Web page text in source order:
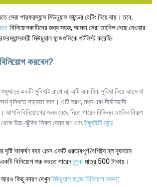
সেরা পারফরম্যান্স মিউচুয়াল ফান্ডের রেটিং নিয়ে যায়। তবে,
বিনিয়োগকারীদের জন্য সহজ, আমরা সেরা তহবিল বেছে নেওয়ার
মিউচুয়াল ফান্ডগুলিকে শর্টলিস্ট করেছি৷
করবেন?
শুধুমাত্র একটি সুবিধাই রাখে না, এটি একাধিক সুবিধা নিয়ে আসে যা
বৃদ্ধিতে সহায়তা করে। এটি স্বল্প, মধ্য এবং দীর্ঘমেয়াদী
আপনি বিনিয়োগের জন্য বেছে নিতে পারেন বিভিন্ন তহবিল বিকল্প
উচ্চ-ঝুঁকির স্কিম যেমন ঋণ এবংইক্যুইটি ফান্ড
দৃষ্টি আকর্ষণ করে এমন একটি গুরুত্বপূর্ণ বৈশিষ্ট্য হল ন্যূনতম
বিনিয়োগ শুরু করতে পারেনচুমুক মাত্র 500 টাকায়।
কিছু কারণ দেখুনমিউচুয়াল ফান্ডে বিনিয়োগ করুন: